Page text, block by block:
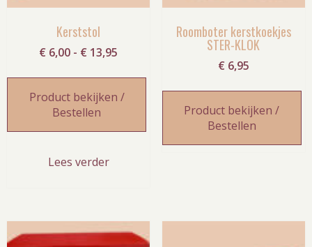
Kerststol
€ 6,00 - € 13,95
tot
€ 13,95
Product bekijken /
Bestellen
Lees verder
Roomboter kerstkoekjes
STER-KLOK
€ 6,95
Product bekijken /
Bestellen